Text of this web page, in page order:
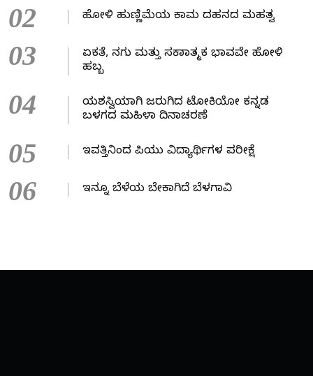
02 ಹೋಳಿ ಹುಣ್ಣಿಮೆಯ ಕಾಮ ದಹನದ ಮಹತ್ವ
03
ಏಕತೆ, ನಗು ಮತ್ತು ಸಕಾರಾತ್ಮಕ ಭಾವವೇ ಹೋಳಿ
ಹಬ್ಬ
04
ಯಶಸ್ವಿಯಾಗಿ ಜರುಗಿದ ಟೋಕಿಯೋ ಕನ್ನಡ
ಬಳಗದ ಮಹಿಳಾ ದಿನಾಚರಣೆ
05 ಇವತ್ತಿನಿಂದ ಪಿಯು ವಿದ್ಯಾರ್ಥಿಗಳ ಪರೀಕ್ಷೆ
06 ಇನ್ನೂ ಬೆಳೆಯ ಬೇಕಾಗಿದೆ ಬೆಳಗಾವಿ